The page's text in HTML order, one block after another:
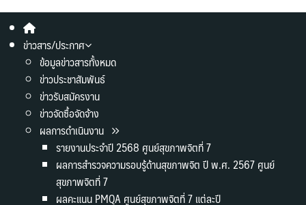
ข่าวสาร/ประกาศ
ข้อมูลข่าวสารทั้งหมด
ข่าวประชาสัมพันธ์
ข่าวรับสมัครงาน
ข่าวจัดซื้อจัดจ้าง
ผลการดำเนินงาน
รายงานประจำปี 2568 ศูนย์สุขภาพจิตที่ 7
ผลการสำรวจความรอบรู้ด้านสุขภาพจิต ปี พ.ศ. 2567 ศูนย์
สุขภาพจิตที่ 7
ผลคะแนน PMQA ศูนย์สุขภาพจิตที่ 7 แต่ละปี